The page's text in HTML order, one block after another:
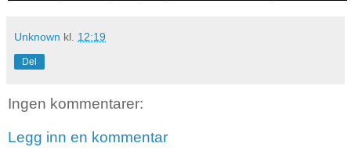
Unknown kl. 12:19
Del
Ingen kommentarer:
Legg inn en kommentar